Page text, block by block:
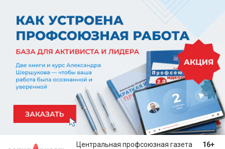
Центральная профсоюзная газета 16+